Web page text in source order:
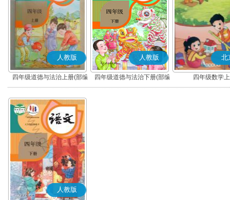
人教版
四年级道德与法治上册(部编
版)
人教版
四年级道德与法治下册(部编
版)
北
四年级数学
人教版